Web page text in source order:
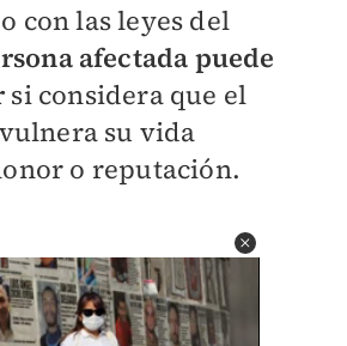
con las leyes del
afectada puede
si considera que el
su vida
o reputación.